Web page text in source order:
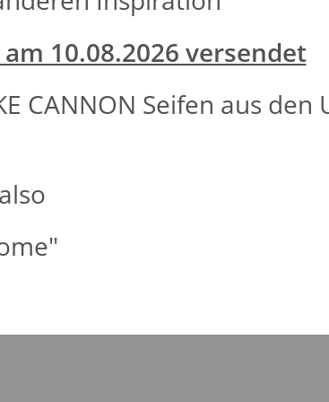
Düfte und echtes Duschvergnügen. Entdecke
10.08.2026 versendet
CANNON Seifen aus den